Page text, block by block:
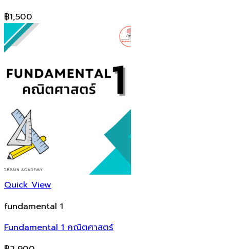
฿1,500
Quick View
fundamental 1
Fundamental 1 คณิตศาสตร์